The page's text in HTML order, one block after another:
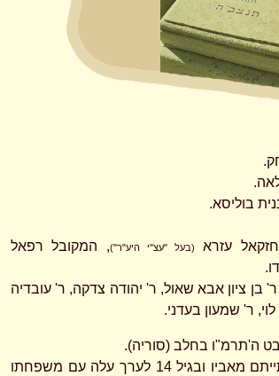
בוליסא.
עזרא (בעל "עצ"י היע"ר"), המקובל רפאל
ר' בן ציון אבא שאול, ר' יהודה צדקה, ר' עובדיה
לוי, ר' שמעון בעדני.
ה'תרמ"ו בחלב (סוריה).
בילדותו התייתם מאביו ובגיל 14 לערך עלה עם משפחתו